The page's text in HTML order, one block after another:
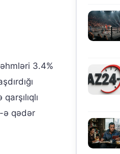
3.4%
ə qədər